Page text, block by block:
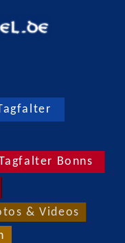
Bonns
& Videos